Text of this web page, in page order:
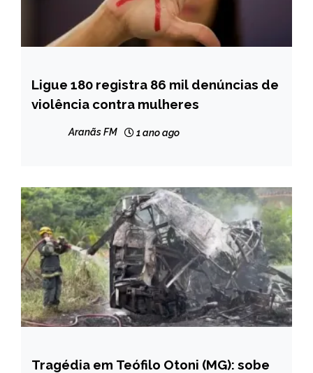
BRASIL
NOTÍCIAS
Ligue 180 registra 86 mil denúncias de
violência contra mulheres
Aranãs FM 1 ano ago
MINAS
Tragédia em Teófilo Otoni (MG): sobe